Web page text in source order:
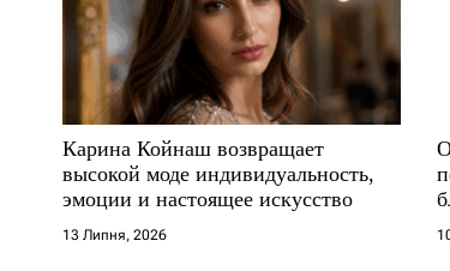
п
и
с
і
в
Карина Койнаш возвращает
высокой моде индивидуальность,
эмоции и настоящее искусство
13 Липня, 2026